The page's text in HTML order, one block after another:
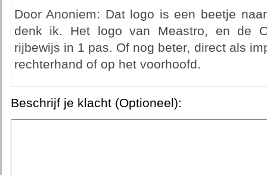
Door Anoniem: Dat logo is een beetje
denk ik. Het logo van Meastro, en de
rijbewijs in 1 pas. Of nog beter, direct als
rechterhand of op het voorhoofd.
Beschrijf je klacht (Optioneel):